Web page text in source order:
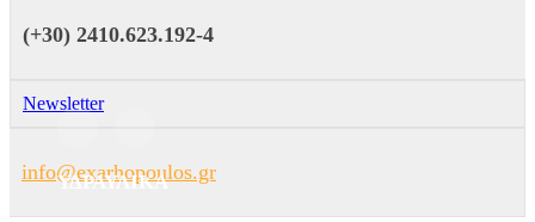
(+30) 2410.623.192-4
Newsletter
info@exarhopoulos.gr
ΥΔΡΑΥΛΙΚΑ